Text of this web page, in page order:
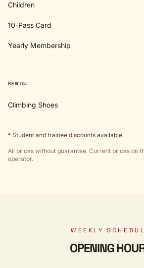
Children
10-Pass Card
Yearly Membership
RENTAL
Climbing Shoes
* Student and trainee discounts available.
All prices without guarantee. Current prices on
operator.
WEEKLY
OPENING